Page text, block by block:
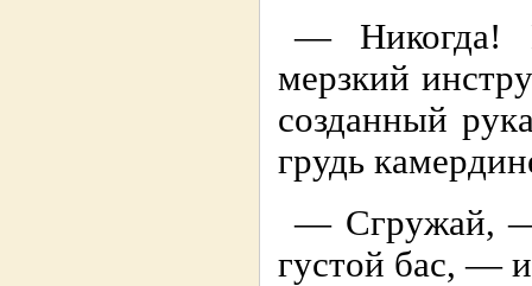
— Никогда!
мерзкий
созданный
грудь
— Сгружай, —
густой бас, —